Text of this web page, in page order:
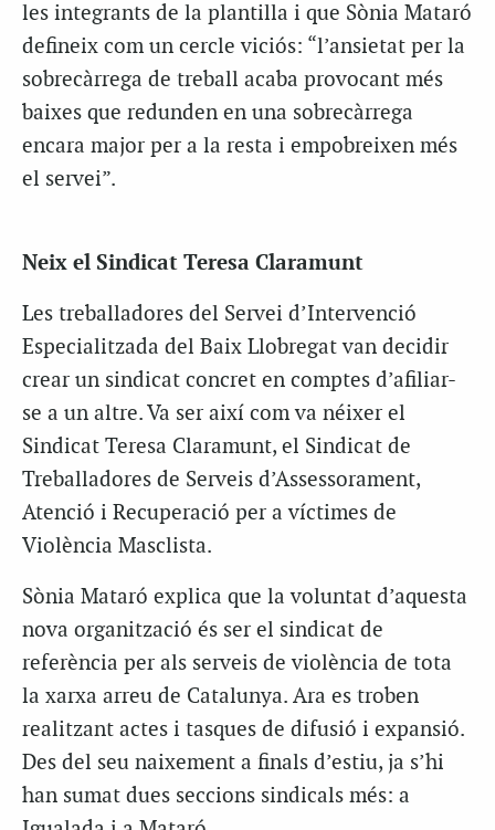
les integrants de la plantilla i que Sònia Mataró
defineix com un cercle viciós: “l’ansietat per la
sobrecàrrega de treball acaba provocant més
baixes que redunden en una sobrecàrrega
encara major per a la resta i empobreixen més
el servei”.
Neix el Sindicat Teresa Claramunt
Les treballadores del Servei d’Intervenció
Especialitzada del Baix Llobregat van decidir
crear un sindicat concret en comptes d’afiliar-
se a un altre. Va ser així com va néixer el
Sindicat Teresa Claramunt, el Sindicat de
Treballadores de Serveis d’Assessorament,
Atenció i Recuperació per a víctimes de
Violència Masclista.
Sònia Mataró explica que la voluntat d’aquesta
nova organització és ser el sindicat de
referència per als serveis de violència de tota
la xarxa arreu de Catalunya. Ara es troben
realitzant actes i tasques de difusió i expansió.
Des del seu naixement a finals d’estiu, ja s’hi
han sumat dues seccions sindicals més: a